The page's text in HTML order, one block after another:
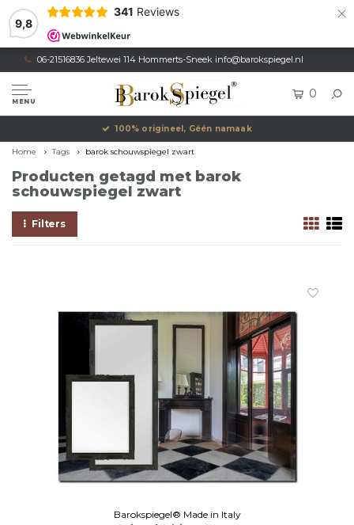
9,8
341 Reviews ×
06-21516836 Jeltewei 114 Hommerts-Sneek info@barokspiegel.nl
MENU
0
100% origineel, Géén namaak
Home Tags barok schouwspiegel zwart
Producten getagd met barok
schouwspiegel zwart
Filters
Barokspiegel® Made in Italy